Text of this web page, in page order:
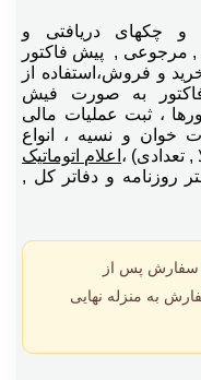
و چکهای دریافتی و
مرجوعی , پیش فاکتور
و فروش،استفاده از
فاکتور به صورت فیش
، ثبت عملیات مالی
خوان و نسیه ،
انواع
تعدادی) ، اعلام اتوماتیک
روزنامه و دفاتر کل ,
سفارش پس از
به منزله نهایی